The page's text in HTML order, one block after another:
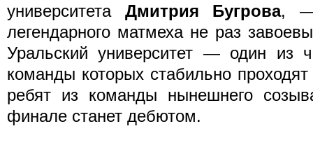
университета Дмитрия Бугрова, —
легендарного матмеха не раз
Уральский университет — один из
команды которых стабильно
ребят из команды нынешнего
финале станет дебютом.